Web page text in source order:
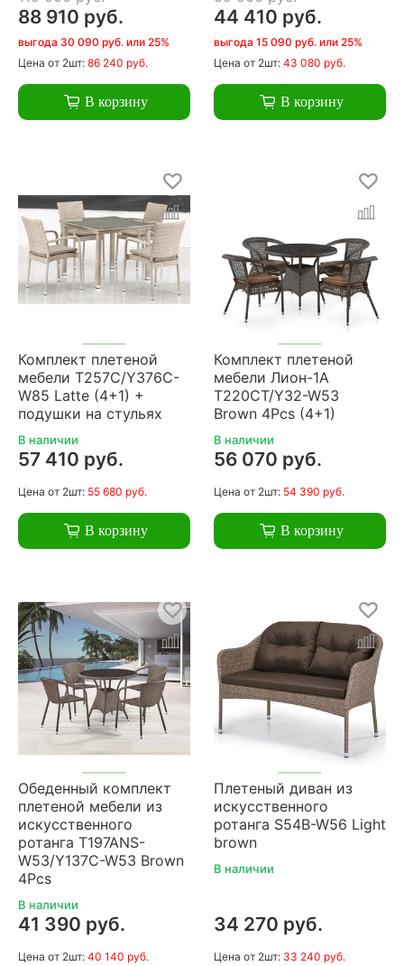
88 910 руб.
выгода 30 090 руб. или 25%
Цена от 2шт: 86 240 руб.
В корзину
44 410 руб.
выгода 15 090 руб. или 25%
Цена от 2шт: 43 080 руб.
В корзину
Комплект плетеной
мебели T257C/Y376C-
W85 Latte (4+1) +
подушки на стульях
В наличии
57 410 руб.
Цена от 2шт: 55 680 руб.
В корзину
Комплект плетеной
мебели Лион-1A
T220CT/Y32-W53
Brown 4Pcs (4+1)
В наличии
56 070 руб.
Цена от 2шт: 54 390 руб.
В корзину
Обеденный комплект
плетеной мебели из
искусственного
ротанга T197ANS-
W53/Y137C-W53 Brown
4Pcs
В наличии
41 390 руб.
Цена от 2шт: 40 140 руб.
Плетеный диван из
искусственного
ротанга S54B-W56 Light
brown
В наличии
34 270 руб.
Цена от 2шт: 33 240 руб.